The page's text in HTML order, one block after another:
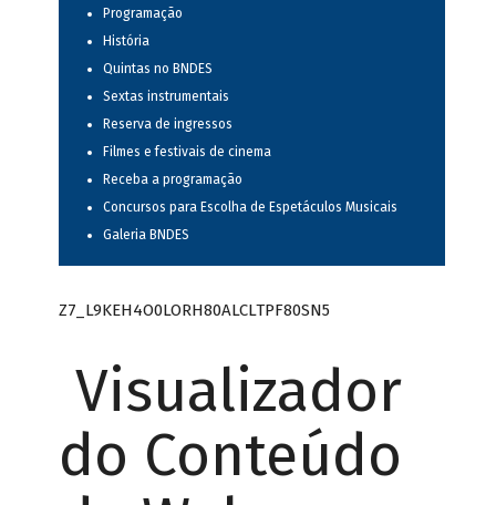
Programação
História
Quintas no BNDES
Sextas instrumentais
Reserva de ingressos
Filmes e festivais de cinema
Receba a programação
Concursos para Escolha de Espetáculos Musicais
Galeria BNDES
Z7_L9KEH4O0LORH80ALCLTPF80SN5
Visualizador
do Conteúdo